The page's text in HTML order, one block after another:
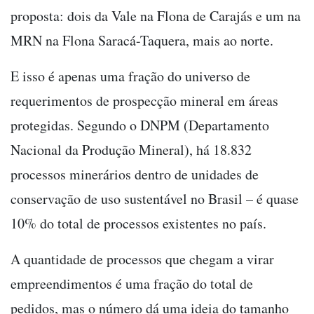
proposta: dois da Vale na Flona de Carajás e um na
MRN na Flona Saracá-Taquera, mais ao norte.
E isso é apenas uma fração do universo de
requerimentos de prospecção mineral em áreas
protegidas. Segundo o DNPM (Departamento
Nacional da Produção Mineral), há 18.832
processos minerários dentro de unidades de
conservação de uso sustentável no Brasil – é quase
10% do total de processos existentes no país.
A quantidade de processos que chegam a virar
empreendimentos é uma fração do total de
pedidos, mas o número dá uma ideia do tamanho